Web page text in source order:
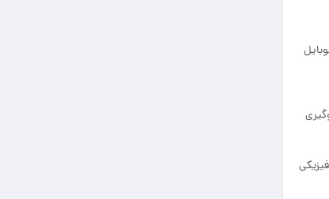
و بدون لمس فیزیکی